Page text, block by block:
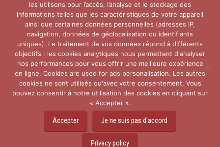
Nos Centres
Centre VitaPsy Bruxelles
Copyright © 2015-2026Thérapie Couple Belgique.Tous
droits réservés. Powered byPrivium – Des services qui
soutiennent vos soins. Pour psychologues,
psychotherapeutes et hypnotherapeutes.
RGPD - Politique de Protection de la Vie Privée
les utilisons pour l’accès, l’analyse et le stockage des
informations telles que les caractéristiques de votre appareil
ainsi que certaines données personnelles (adresses IP,
navigation, données de géolocalisation ou identifiants
uniques). Le traitement de vos données répond à différents
objectifs : les cookies analytiques nous permettent d'analyser
nos performances pour vous offrir une meilleure expérience
en ligne. Cookies are used for ads personalisation. Les autres
cookies ne sont utilisés qu'avec votre consentement. Vous
pouvez consentir à notre utilisation des cookies en cliquant sur
« Accepter ».
Accepter Je ne suis pas d'accord
Privacy policy